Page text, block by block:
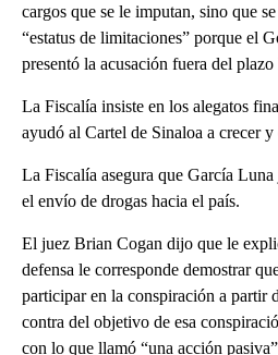
cargos que se le imputan, sino que
“estatus de limitaciones” porque el
presentó la acusación fuera del plazo
La Fiscalía insiste en los alegatos
ayudó al Cartel de Sinaloa a crecer
La Fiscalía asegura que García
el envío de drogas hacia el país.
El juez Brian Cogan dijo que le
defensa le corresponde demostrar
participar en la conspiración a partir
contra del objetivo de esa
con lo que llamó “una acción